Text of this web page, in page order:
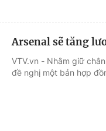
Arsenal sẽ tăng
VTV.vn - Nhằm giữ
đề nghị một bản hợp